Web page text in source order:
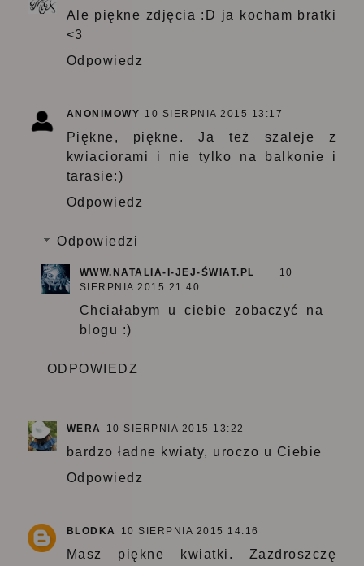
Ale piękne zdjęcia :D ja kocham bratki
<3
Odpowiedz
ANONIMOWY 10 SIERPNIA 2015 13:17
Piękne, piękne. Ja też szaleje z
kwiaciorami i nie tylko na balkonie i
tarasie:)
Odpowiedz
Odpowiedzi
WWW.NATALIA-I-JEJ-ŚWIAT.PL
10
SIERPNIA 2015 21:40
Chciałabym u ciebie zobaczyć na
blogu :)
ODPOWIEDZ
WERA 10 SIERPNIA 2015 13:22
bardzo ładne kwiaty, uroczo u Ciebie
Odpowiedz
BLODKA 10 SIERPNIA 2015 14:16
Masz piękne kwiatki. Zazdroszczę